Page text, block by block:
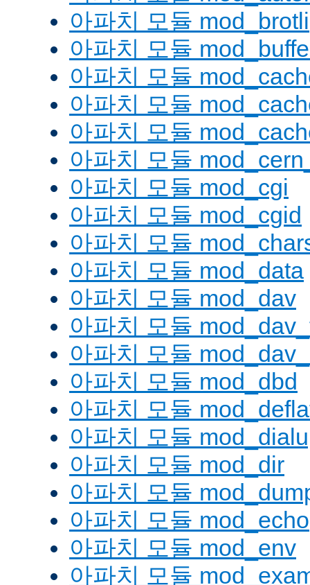
아파치 모듈 mod_brotli
아파치 모듈
아파치 모듈
아파치 모듈
아파치 모듈
아파치 모듈
아파치 모듈 mod_cgi
아파치 모듈 mod_cgid
아파치 모듈
아파치 모듈 mod_data
아파치 모듈 mod_dav
아파치 모듈
아파치 모듈
아파치 모듈 mod_dbd
아파치 모듈
아파치 모듈
아파치 모듈 mod_dir
아파치 모듈
아파치 모듈 mod_echo
아파치 모듈 mod_env
아파치 모듈